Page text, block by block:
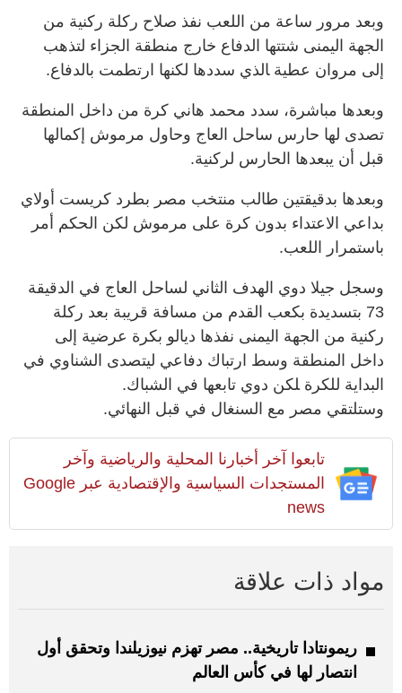
وبعد مرور ساعة من اللعب نفذ صلاح ركلة ركنية من
الجهة اليمنى شتتها الدفاع خارج منطقة الجزاء لتذهب
إلى مروان عطية ‍الذي سددها لكنها ارتطمت بالدفاع.
وبعدها مباشرة، سدد محمد هاني كرة من داخل المنطقة
تصدى لها حارس ساحل العاج وحاول مرموش إكمالها
قبل أن يبعدها الحارس لركنية.
وبعدها بدقيقتين طالب منتخب مصر بطرد كريست أولاي
بداعي الاعتداء بدون كرة على مرموش لكن الحكم أمر
باستمرار اللعب.
وسجل جيلا دوي الهدف الثاني لساحل العاج في الدقيقة
73 بتسديدة بكعب القدم من مسافة قريبة بعد ركلة
ركنية من الجهة اليمنى نفذها ديالو بكرة عرضية إلى
داخل المنطقة وسط ارتباك دفاعي ليتصدى الشناوي في
البداية للكرة ‍لكن دوي تابعها في الشباك.
وستلتقي مصر مع ⁠السنغال في قبل النهائي.
تابعوا آخر أخبارنا المحلية والرياضية وآخر
المستجدات السياسية والإقتصادية عبر Google
news
مواد ذات علاقة
ريمونتادا تاريخية.. مصر تهزم نيوزيلندا وتحقق أول
انتصار لها في كأس العالم